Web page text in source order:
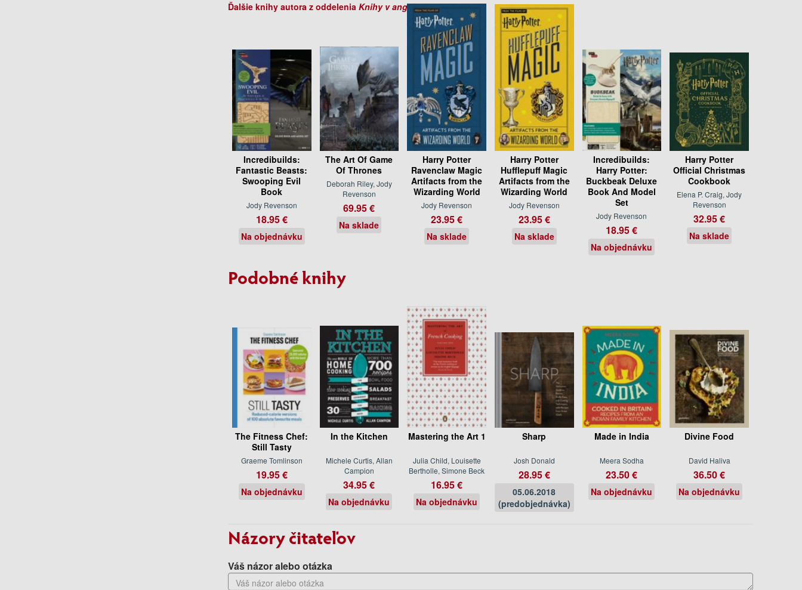
Ďalšie knihy autora z oddelenia Knihy v angličtine
Incredibuilds:
Fantastic Beasts:
Swooping Evil
Book
Jody Revenson
18.95 €
Na objednávku
The Art Of Game
Of Thrones
Deborah Riley, Jody
Revenson
69.95 €
Na sklade
Harry Potter
Ravenclaw Magic
Artifacts from the
Wizarding World
Jody Revenson
23.95 €
Na sklade
Harry Potter
Hufflepuff Magic
Artifacts from the
Wizarding World
Jody Revenson
23.95 €
Na sklade
Incredibuilds:
Harry Potter:
Buckbeak Deluxe
Book And Model
Set
Jody Revenson
18.95 €
Na objednávku
Harry Potter
Official Christmas
Cookbook
Elena P. Craig, Jody
Revenson
32.95 €
Na sklade
Podobné knihy
The Fitness Chef:
Still Tasty
Graeme Tomlinson
19.95 €
Na objednávku
In the Kitchen
Michele Curtis, Allan
Campion
34.95 €
Na objednávku
Mastering the Art 1
Julia Child, Louisette
Bertholle, Simone Beck
16.95 €
Na objednávku
Sharp
Josh Donald
28.95 €
05.06.2018
(predobjednávka)
Made in India
Meera Sodha
23.50 €
Na objednávku
Divine Food
David Haliva
36.50 €
Na objednávku
Názory čitateľov
Váš názor alebo otázka